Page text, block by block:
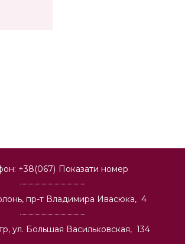
+38(067) Показати номер
пр-т Владимира Ивасюка, 4
ул. Большая Васильковская, 134